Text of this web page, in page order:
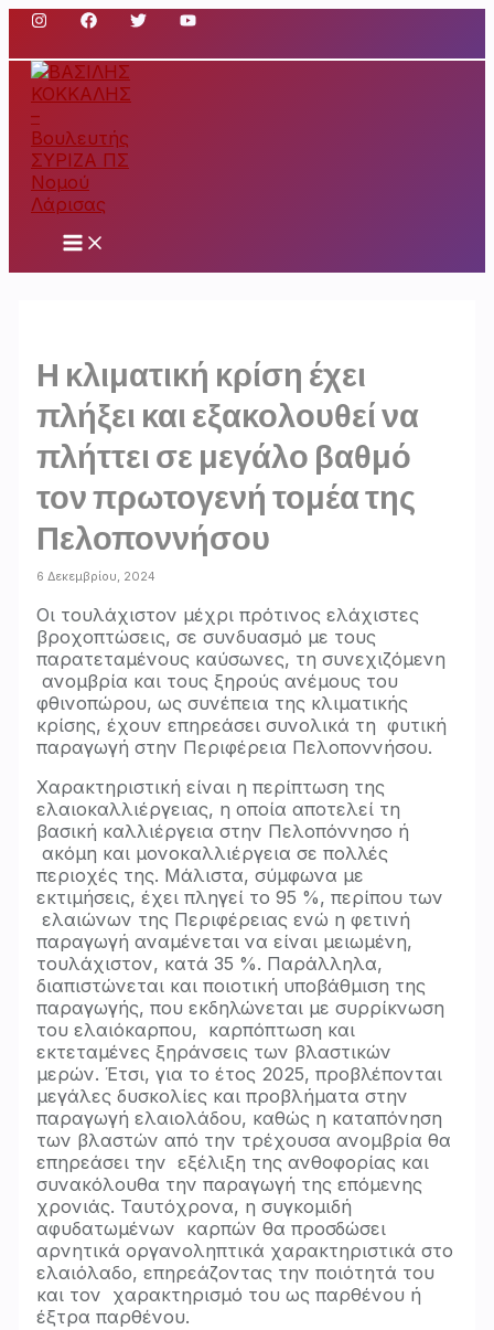
Μετάβαση
περιεχόμενο
Main
Η κλιματική κρίση έχει
πλήξει και εξακολουθεί να
πλήττει σε μεγάλο βαθμό
τον πρωτογενή τομέα της
Πελοποννήσου
6 Δεκεμβρίου, 2024
Οι τουλάχιστον μέχρι πρότινος ελάχιστες
βροχοπτώσεις, σε συνδυασμό με τους
παρατεταμένους καύσωνες, τη συνεχιζόμενη
ανομβρία και τους ξηρούς ανέμους του
φθινοπώρου, ως συνέπεια της κλιματικής
κρίσης, έχουν επηρεάσει συνολικά τη φυτική
παραγωγή στην Περιφέρεια Πελοποννήσου.
Χαρακτηριστική είναι η περίπτωση της
ελαιοκαλλιέργειας, η οποία αποτελεί τη
βασική καλλιέργεια στην Πελοπόννησο ή
ακόμη και μονοκαλλιέργεια σε πολλές
περιοχές της. Μάλιστα, σύμφωνα με
εκτιμήσεις, έχει πληγεί το 95 %, περίπου των
ελαιώνων της Περιφέρειας ενώ η φετινή
παραγωγή αναμένεται να είναι μειωμένη,
τουλάχιστον, κατά 35 %. Παράλληλα,
διαπιστώνεται και ποιοτική υποβάθμιση της
παραγωγής, που εκδηλώνεται με συρρίκνωση
του ελαιόκαρπου, καρπόπτωση και
εκτεταμένες ξηράνσεις των βλαστικών
μερών. Έτσι, για το έτος 2025, προβλέπονται
μεγάλες δυσκολίες και προβλήματα στην
παραγωγή ελαιολάδου, καθώς η καταπόνηση
των βλαστών από την τρέχουσα ανομβρία θα
επηρεάσει την εξέλιξη της ανθοφορίας και
συνακόλουθα την παραγωγή της επόμενης
χρονιάς. Ταυτόχρονα, η συγκομιδή
αφυδατωμένων καρπών θα προσδώσει
αρνητικά οργανοληπτικά χαρακτηριστικά στο
ελαιόλαδο, επηρεάζοντας την ποιότητά του
και τον χαρακτηρισμό του ως παρθένου ή
έξτρα παρθένου.